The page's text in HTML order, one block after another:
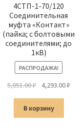
4СТП-1-70/120
Соединительная
муфта «Контакт»
(пайка; с болтовыми
соединителями; до
1кВ)
РАСПРОДАЖА!
5,051.00₽
Первоначальная
составляла
5,051.00 ₽.
4,293.00₽
В корзину